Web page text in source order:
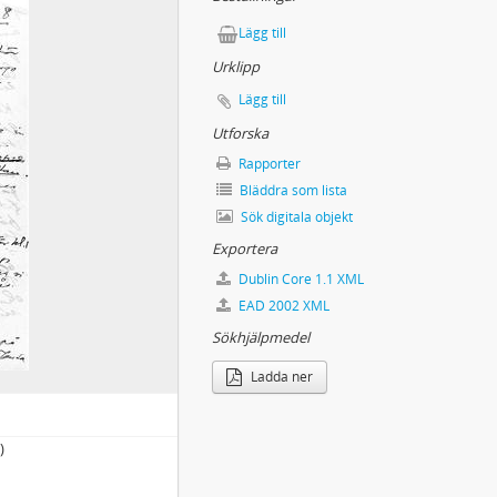
- Torneå (på skidor)
kring Tana älv i Norge
Sverige och andra länder
företeelser
Lägg till
Urklipp
Lägg till
Utforska
Rapporter
Bläddra som lista
Sök digitala objekt
Exportera
Dublin Core 1.1 XML
EAD 2002 XML
Sökhjälpmedel
Ladda ner